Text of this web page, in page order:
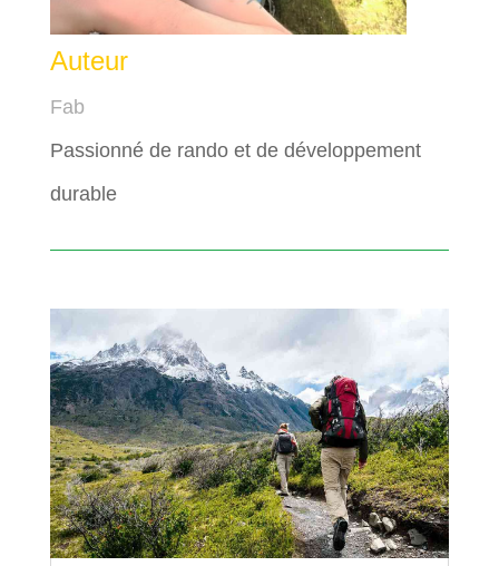
Auteur
Fab
Passionné de rando et de développement
durable